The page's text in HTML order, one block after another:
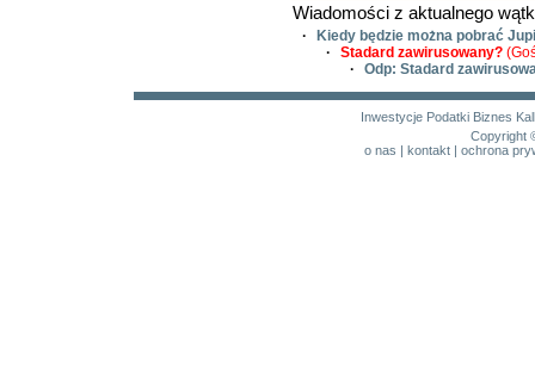
Wiadomości z aktualnego
·
Kiedy będzie można pobrać
·
Stadard zawirusowany?
·
Odp: Stadard
Inwestycje Podatki Biznes
Copyright
o nas | kontakt| ochrona